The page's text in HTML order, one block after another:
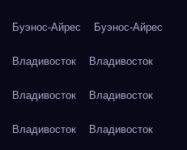
Буэнос-Айрес Буэнос-Айрес
Владивосток Владивосток
Владивосток Владивосток
Владивосток Владивосток